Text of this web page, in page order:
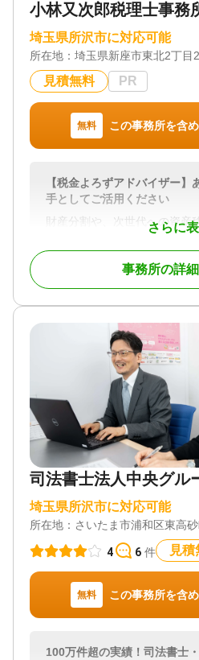
小林又次郎税理士事務
埼玉県所沢市に対応可能
所在地： 埼玉県新座市東北2丁目
見積無料 PR
無料 この事務所を含
さらに
【税金よろずアドバイザー】
手としてご活用ください
財産分割や、次世代への資産
相続開始前にあなたの悩みに
相続が開始したら、落ち着い
逆効果の場合も！
朝霞市、新座市、志木市、和
対応業務
遺言書 / 遺産分割 / 相続財産
登記 / 相続放棄 / 成年後見 /
銀行手続き / 戸籍収集 / 相続
産名義変更）
対応体制
訪問可 / 初回相談無料 / 18時
可
事務所の詳
司法書士法人中央グル
埼玉県所沢市に対応可能
所在地： さいたま市浦和区東高
4 6 件 見積
無料 この事務所を含
100万件超の実績！司法書士